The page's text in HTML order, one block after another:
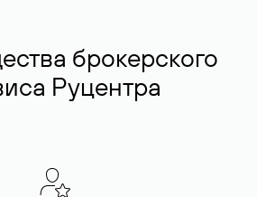
брокерского
Руцентра